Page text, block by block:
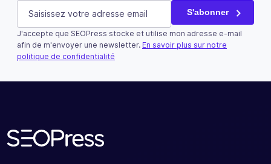
Name
Ce champ n’est utilisé qu’à des fins de validation et
E-mail (Nécessaire) S'abonner
J'accepte que SEOPress stocke et utilise mon adresse e-mail
afin de m'envoyer une newsletter. En savoir plus sur notre
politique de confidentialité